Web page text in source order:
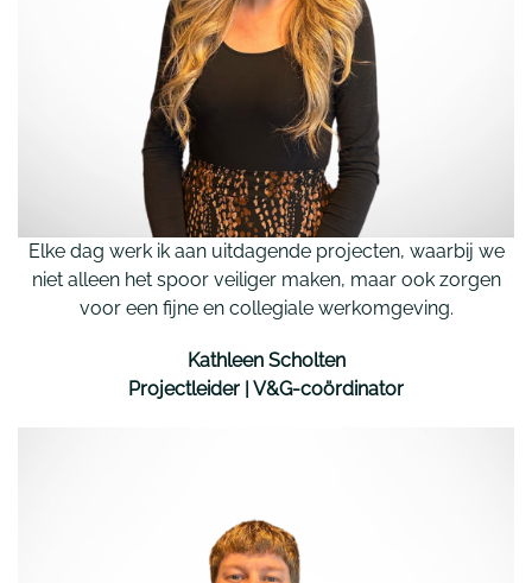
Elke dag werk ik aan uitdagende projecten, waarbij we
niet alleen het spoor veiliger maken, maar ook zorgen
voor een fijne en collegiale werkomgeving.
Kathleen Scholten
Projectleider | V&G-coördinator